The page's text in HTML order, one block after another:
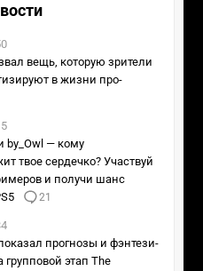
вещь, которую зрители
в жизни про-
by_Owl — кому
твое сердечко? Участвуй
и получи шанс
21
прогнозы и фэнтези-
групповой этап The